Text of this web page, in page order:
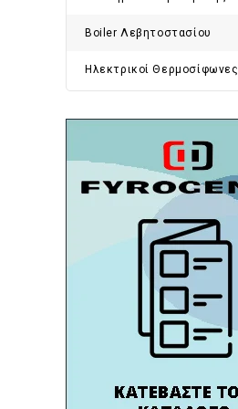
Boiler Λεβητοστασίου
Ηλεκτρικοί Θερμοσίφωνες